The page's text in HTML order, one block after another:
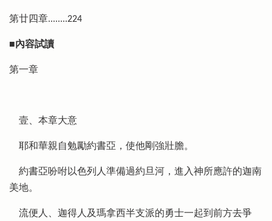
第廿四章........224
■內容試讀
第一章
壹、本章大意
耶和華親自勉勵約書亞，使他剛強壯膽。
約書亞吩咐以色列人準備過約旦河，進入神所應許的迦南
美地。
流便人、迦得人及瑪拿西半支派的勇士一起到前方去爭